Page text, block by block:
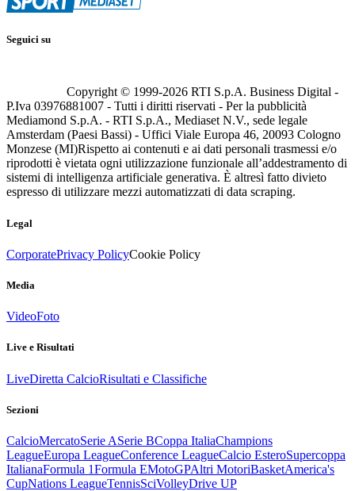
Seguici su
Copyright © 1999-2026 RTI S.p.A. Business Digital -
P.Iva 03976881007 - Tutti i diritti riservati - Per la pubblicità
Mediamond S.p.A. - RTI S.p.A., Mediaset N.V., sede legale
Amsterdam (Paesi Bassi) - Uffici Viale Europa 46, 20093 Cologno
Monzese (MI)Rispetto ai contenuti e ai dati personali trasmessi e/o
riprodotti è vietata ogni utilizzazione funzionale all’addestramento di
sistemi di intelligenza artificiale generativa. È altresì fatto divieto
espresso di utilizzare mezzi automatizzati di data scraping.
Legal
CorporatePrivacy PolicyCookie Policy
Media
VideoFoto
Live e Risultati
LiveDiretta CalcioRisultati e Classifiche
Sezioni
CalcioMercatoSerie ASerie BCoppa ItaliaChampions
LeagueEuropa LeagueConference LeagueCalcio EsteroSupercoppa
ItalianaFormula 1Formula EMotoGPAltri MotoriBasketAmerica's
CupNations LeagueTennisSciVolleyDrive UP